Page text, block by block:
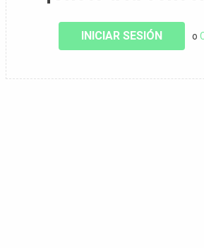
INICIAR SESIÓN o